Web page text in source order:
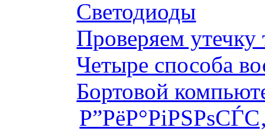
Светодиоды
Проверяем утечку
Четыре способа
Бортовой